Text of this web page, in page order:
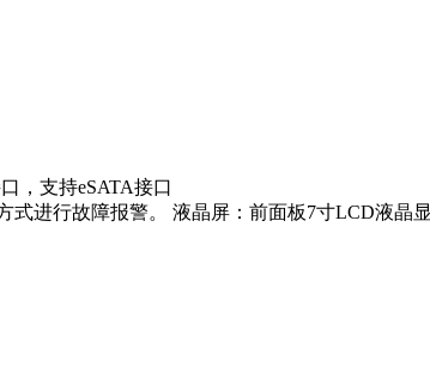
，支持eSATA接口
式进行故障报警。 液晶屏：前面板7寸LCD液